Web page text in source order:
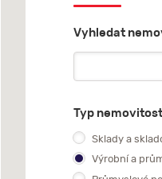
Vyhledat
Typ
Sklady a
Výrobní a